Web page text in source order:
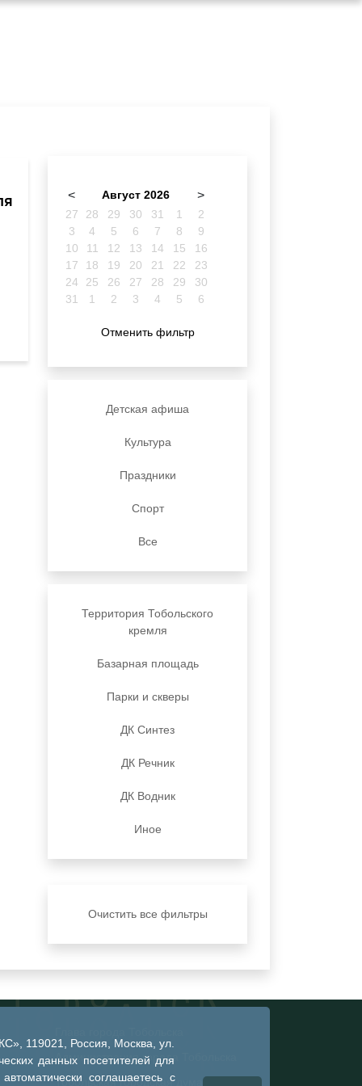
119021, Россия, Москва, ул.
данных посетителей для
соглашаетесь с
< Август 2026 >
27 28 29 30 31 1
2
3
4 5 6 7 8
9
10
11 12 13 14 15
16
17
18 19 20 21 22
23
24
25 26 27 28 29
30
31
1 2 3 4 5 6
Отменить фильтр
Детская афиша
Культура
Праздники
Спорт
Все
Территория Тобольского
кремля
Базарная площадь
Парки и скверы
ДК Синтез
ДК Речник
ДК Водник
Иное
Очистить все фильтры
Администрация города Тобольска
Тобольская городская дума